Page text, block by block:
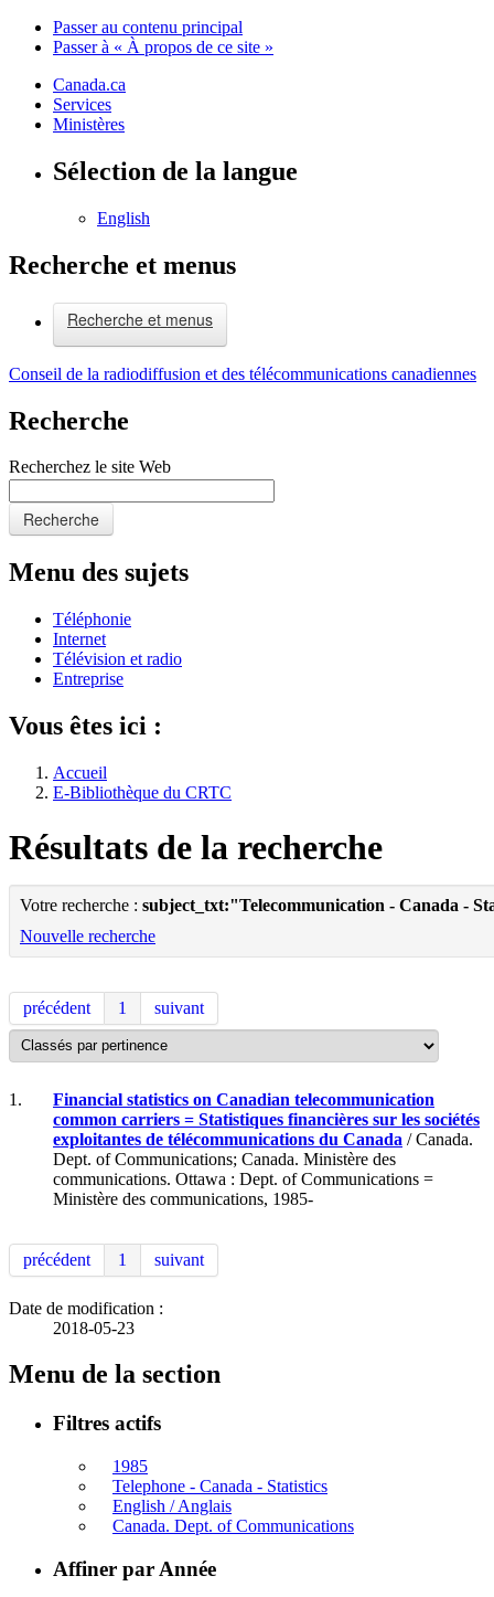
Passer au contenu principal
Passer à « À propos de ce site »
Canada.ca
Services
Ministères
Sélection de la langue
English
Recherche et menus
Recherche et menus
Conseil de la radiodiffusion et des télécommunications canadiennes
Recherche
Recherchez le site Web
Recherche
Menu des sujets
Téléphonie
Internet
Télévision et radio
Entreprise
Vous êtes ici :
Accueil
E-Bibliothèque du CRTC
Résultats de la recherche
Votre recherche : subject_txt:"Telecommunication - Canada -
Nouvelle recherche
précédent 1 suivant
1.
Financial statistics on Canadian telecommunication
common carriers = Statistiques financières sur les sociétés
exploitantes de télécommunications du Canada / Canada.
Dept. of Communications; Canada. Ministère des
communications. Ottawa : Dept. of Communications =
Ministère des communications, 1985-
précédent 1 suivant
Date de modification :
2018-05-23
Menu de la section
Filtres actifs
1985
Telephone - Canada - Statistics
English / Anglais
Canada. Dept. of Communications
Affiner par Année